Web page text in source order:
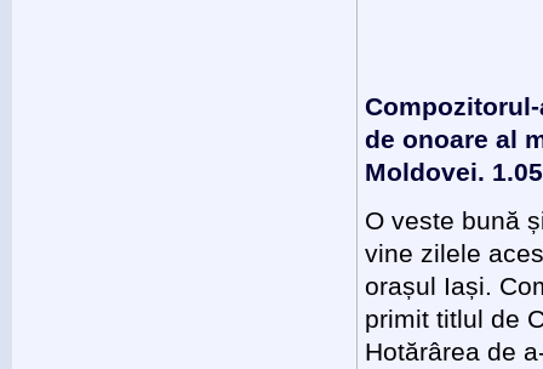
de onoare al
Moldovei.
O veste bună
vine zilele
orașul Iași.
primit titlul de
Hotărârea de